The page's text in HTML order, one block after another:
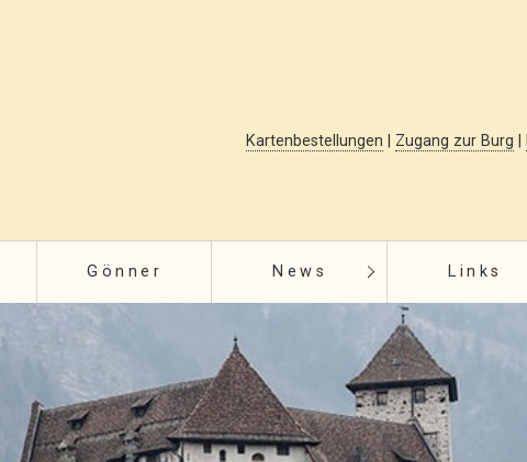
Kartenbestellungen Zugang zur Burg
Gönner News Links